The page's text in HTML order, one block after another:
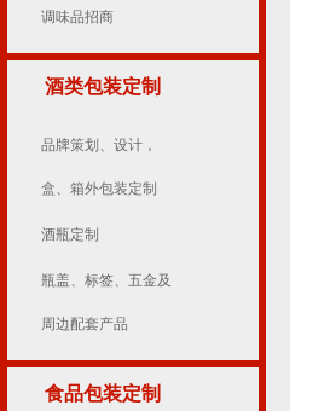
调味品招商
酒类包装定制
品牌策划、设计，
盒、箱外包装定制
酒瓶定制
瓶盖、标签、五金及
周边配套产品
食品包装定制